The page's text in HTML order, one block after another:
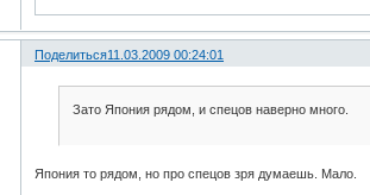
Поделиться11.03.2009 00:24:01
Зато Япония рядом, и спецов наверно много.
Япония то рядом, но про спецов зря думаешь. Мало.